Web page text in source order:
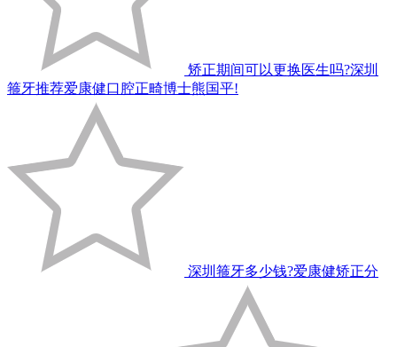
矫正期间可以更换医生吗?深圳
箍牙推荐爱康健口腔正畸博士熊国平!
深圳箍牙多少钱?爱康健矫正分